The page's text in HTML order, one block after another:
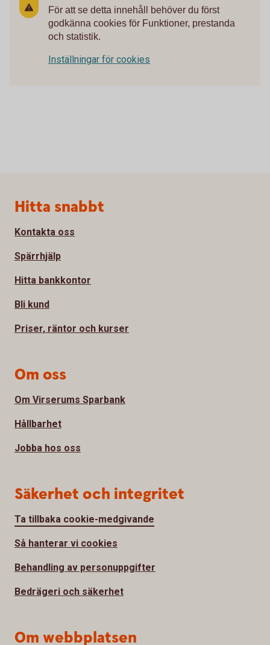
För att se detta innehåll behöver du först
godkänna cookies för Funktioner, prestanda
och statistik.
Inställningar för cookies
Sidfot
Hitta snabbt
Kontakta oss
Spärrhjälp
Hitta bankkontor
Bli kund
Priser, räntor och kurser
Om oss
Om Virserums Sparbank
Hållbarhet
Jobba hos oss
Säkerhet och integritet
Ta tillbaka cookie-medgivande
Så hanterar vi cookies
Behandling av personuppgifter
Bedrägeri och säkerhet
Om webbplatsen